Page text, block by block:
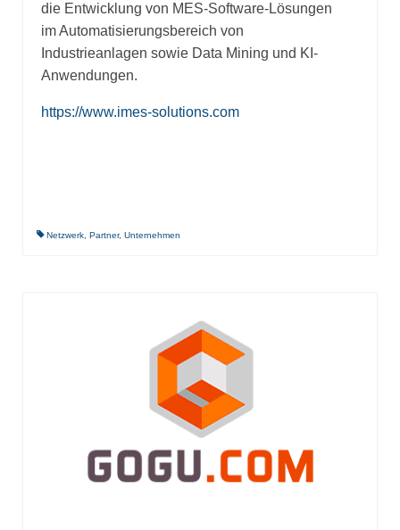
die Entwicklung von MES-Software-Lösungen
im Automatisierungsbereich von
Industrieanlagen sowie Data Mining und KI-
Anwendungen.
https://www.imes-solutions.com
Netzwerk Partner, Unternehmen